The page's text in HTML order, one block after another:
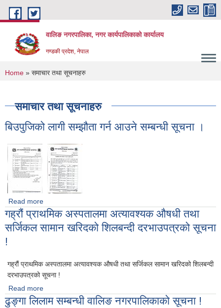
Skip to main content
वालिङ नगरपालिका, नगर कार्यपालिकाको कार्यालय
गण्डकी प्रदेश, नेपाल
You are here
Home » समाचार तथा सूचनाहरु
समाचार तथा सूचनाहरु
बिउपुजिको लागी सम्झौता गर्न आउने सम्बन्धी सूचना ।
Read more
गह्रौं प्राथमिक अस्पतालमा अत्यावश्यक ‍औषधी तथा
सर्जिकल सामान खरिदको शिलबन्दी दरभाउपत्रको सूचना
!
गह्रौं प्राथमिक अस्पतालमा अत्यावश्यक ‍औषधी तथा सर्जिकल सामान खरिदको शिलबन्दी
दरभाउपत्रको सूचना !
Read more
सामान खरिदको शिलबन्दी दरभाउपत्रको सूचना !
ढुङ्गा लिलाम सम्बन्धी वालिङ नगरपालिकाको सूचना !